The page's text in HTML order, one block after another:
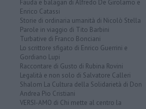
Fauda e balagan di Alfredo De Girolamo e
Enrico Catassi
Storie di ordinaria umanità di Nicolò Stella
Parole in viaggio di Tito Barbini
Turbative di Franco Bonciani
Lo scrittore sfigato di Enrico Guerrini e
Gordiano Lupi
Raccontare di Gusto di Rubina Rovini
Legalità e non solo di Salvatore Calleri
Shalom La Cultura della Solidarietà di Don
Andrea Pio Cristiani
VERSI-AMO di Chi mette al centro la